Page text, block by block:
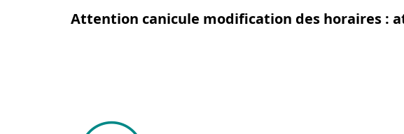
Attention canicule modification des horaires :